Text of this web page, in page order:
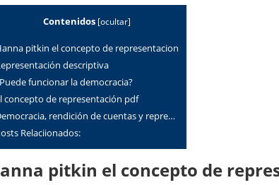
Contenidos [ocultar]
Hanna pitkin el concepto de representacion
representación descriptiva
¿puede funcionar la democracia?
el concepto de representación pdf
democracia, rendición de cuentas y repre…
Posts Relaciionados:
Hanna pitkin el concepto de